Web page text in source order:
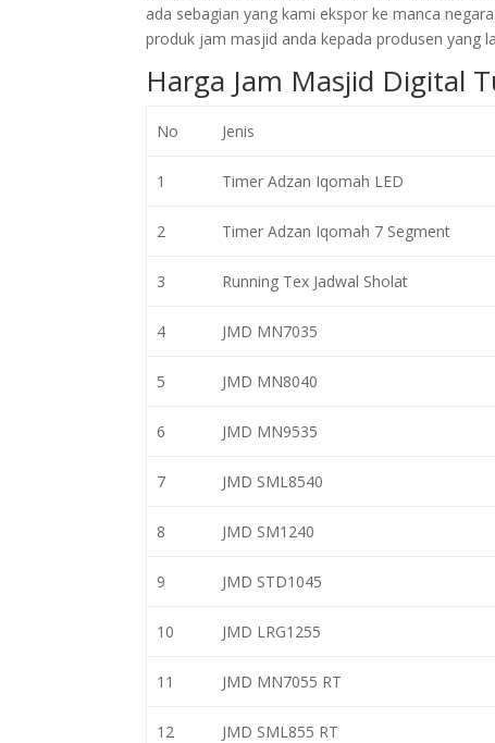
ada sebagian yang kami ekspor ke manca
produk jam masjid anda kepada produsen yang
Harga Jam Masjid Digital
No Jenis
1 Timer Adzan Iqomah LED
2 Timer Adzan Iqomah 7 Segment
3 Running Tex Jadwal Sholat
4 JMD MN7035
5 JMD MN8040
6 JMD MN9535
7 JMD SML8540
8 JMD SM1240
9 JMD STD1045
10 JMD LRG1255
11 JMD MN7055 RT
12 JMD SML855 RT